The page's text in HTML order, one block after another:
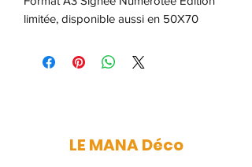
limitée, disponible aussi en 50X70
LE MANA Déco